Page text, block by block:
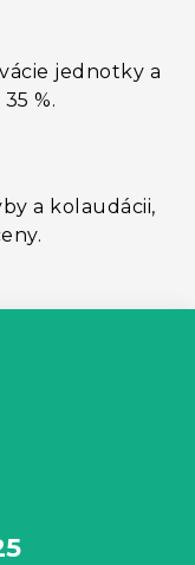
jednotky a
%.
a kolaudácii,